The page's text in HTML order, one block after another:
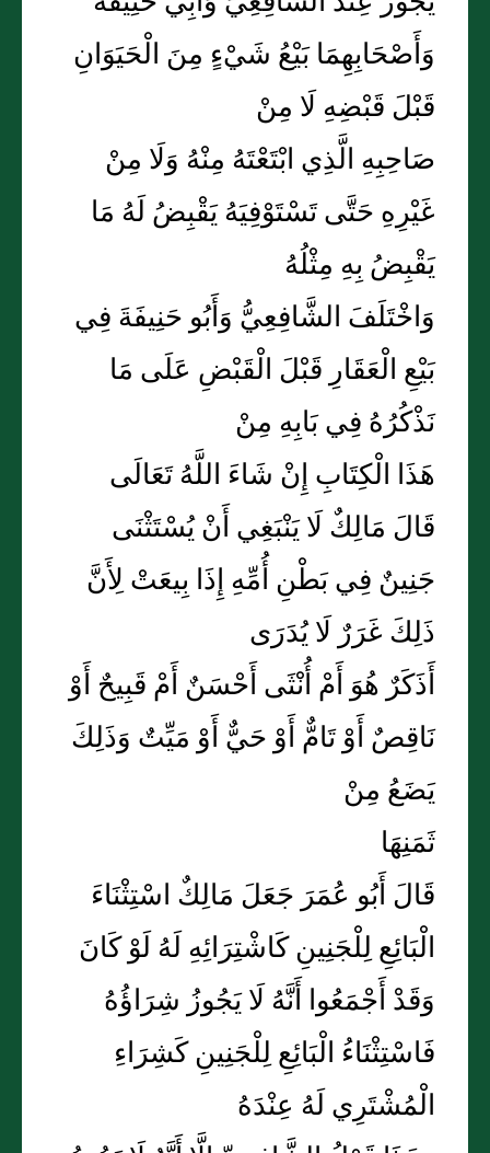
وَأَصْحَابِهِمَا بَيْعُ شَيْءٍ مِنَ الْحَيَوَانِ
قَبْلَ قَبْضِهِ لَا مِنْ
صَاحِبِهِ الَّذِي ابْتَعْتَهُ مِنْهُ وَلَا مِنْ
غَيْرِهِ حَتَّى تَسْتَوْفِيَهُ يَقْبِضُ لَهُ مَا
يَقْبِضُ بِهِ مِثْلُهُ
وَاخْتَلَفَ الشَّافِعِيُّ وَأَبُو حَنِيفَةَ فِي
بَيْعِ الْعَقَارِ قَبْلَ الْقَبْضِ عَلَى مَا
نَذْكُرُهُ فِي بَابِهِ مِنْ
هَذَا الْكِتَابِ إِنْ شَاءَ اللَّهُ تَعَالَى
قَالَ مَالِكٌ لَا يَنْبَغِي أَنْ يُسْتَثْنَى
جَنِينٌ فِي بَطْنِ أُمِّهِ إِذَا بِيعَتْ لِأَنَّ
ذَلِكَ غَرَرٌ لَا يُدَرَى
أَذَكَرٌ هُوَ أَمْ أُنْثَى أَحْسَنٌ أَمْ قَبِيحٌ أَوْ
نَاقِصٌ أَوْ تَامٌّ أَوْ حَيٌّ أَوْ مَيِّتٌ وَذَلِكَ
يَضَعُ مِنْ
ثَمَنِهَا
قَالَ أَبُو عُمَرَ جَعَلَ مَالِكٌ اسْتِثْنَاءَ
الْبَائِعِ لِلْجَنِينِ كَاشْتِرَائِهِ لَهُ لَوْ كَانَ
وَقَدْ أَجْمَعُوا أَنَّهُ لَا يَجُوزُ شِرَاؤُهُ
فَاسْتِثْنَاءُ الْبَائِعِ لِلْجَنِينِ كَشِرَاءِ
الْمُشْتَرِي لَهُ عِنْدَهُ